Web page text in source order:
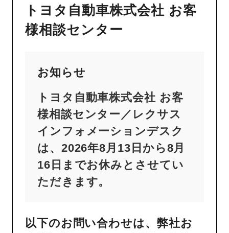
トヨタ自動車株式会社 お客
様相談センター
お知らせ
トヨタ自動車株式会社 お客
様相談センター／レクサス
インフォメーションデスク
は、2026年8月13日から8月
16日までお休みとさせてい
ただきます。
以下のお問い合わせは、弊社お